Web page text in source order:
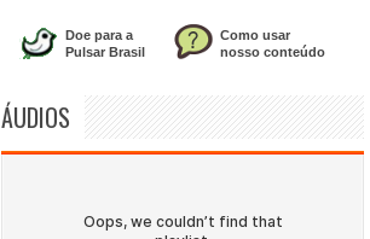
Doe para a
Pulsar Brasil
Como usar
nosso conteúdo
ÁUDIOS